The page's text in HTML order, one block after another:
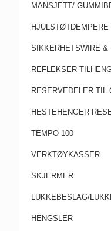
MANSJETT/
SIKKERHETSWIRE &
REFLEKSER
RESERVEDELER TIL
HESTEHENGER
TEMPO 100
VERKTØYKASSER
SKJERMER
LUKKEBESLAG/
HENGSLER